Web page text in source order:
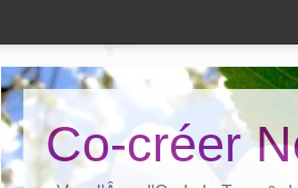
Co-créer